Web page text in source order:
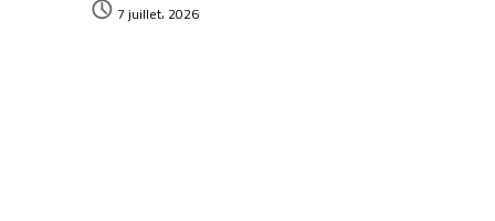
7 juillet، 2026